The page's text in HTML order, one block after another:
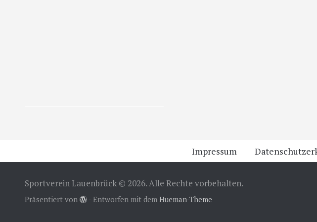
Impressum
Sportverein Lauenbrück © 2026. Alle Rechte vorbehalten.
Präsentiert von - Entworfen mit dem Hueman-Theme